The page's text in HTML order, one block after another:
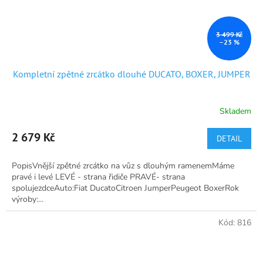
3 499 Kč
–23 %
Kompletní zpětné zrcátko dlouhé DUCATO, BOXER, JUMPER
produktu
z
5
hvězdiček.
Skladem
2 679 Kč DETAIL
PopisVnější zpětné zrcátko na vůz s dlouhým ramenemMáme
pravé i levé LEVÉ - strana řidiče PRAVÉ- strana
spolujezdceAuto:Fiat DucatoCitroen JumperPeugeot BoxerRok
výroby:...
Kód: 816